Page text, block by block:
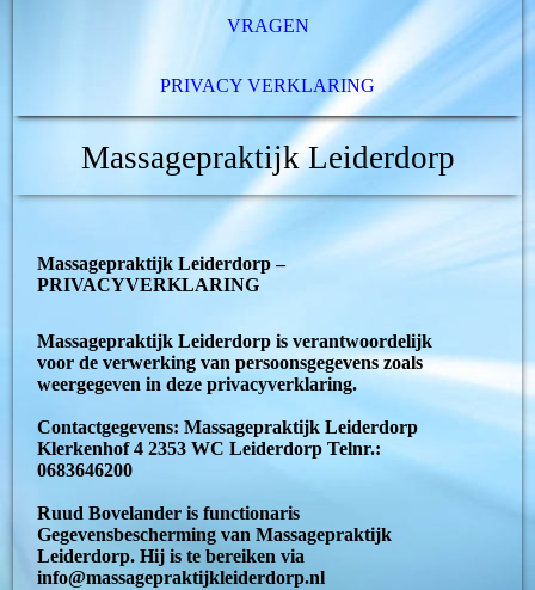
VRAGEN
PRIVACY VERKLARING
Massagepraktijk Leiderdorp
Massagepraktijk Leiderdorp –
PRIVACYVERKLARING
Massagepraktijk Leiderdorp is verantwoordelijk
voor de verwerking van persoonsgegevens zoals
weergegeven in deze privacyverklaring.
Contactgegevens: Massagepraktijk Leiderdorp
Klerkenhof 4 2353 WC Leiderdorp Telnr.:
0683646200
Ruud Bovelander is functionaris
Gegevensbescherming van Massagepraktijk
Leiderdorp. Hij is te bereiken via
info@massagepraktijkleiderdorp.nl